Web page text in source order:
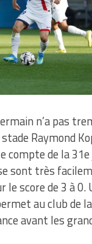
n’a pas
Raymond
compte de la 31e
sont très
le score de 3 à 0.
au club de
avant les